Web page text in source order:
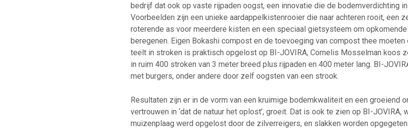
bedrijf dat ook op vaste rijpaden oogst, een innovatie die de bodemverdichting
Voorbeelden zijn een unieke aardappelkistenrooier die naar achteren rooit, een
roterende as voor meerdere kisten en een speciaal gietsysteem om
beregenen. Eigen Bokashi compost en de toevoeging van compost thee
teelt in stroken is praktisch opgelost op BI-JOVIRA, Cornelis Mosselman koos
in ruim 400 stroken van 3 meter breed plus rijpaden en 400 meter lang. BI-
met burgers, onder andere door zelf oogsten van een strook.
Resultaten zijn er in de vorm van een kruimige bodemkwaliteit en een groeiend
vertrouwen in ‘dat de natuur het oplost’, groeit. Dat is ook te zien op BI-JOVIRA,
muizenplaag werd opgelost door de zilverreigers, en slakken worden